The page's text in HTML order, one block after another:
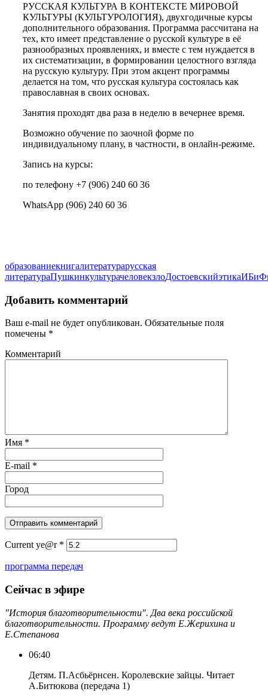
РУССКАЯ КУЛЬТУРА В КОНТЕКСТЕ МИРОВОЙ
КУЛЬТУРЫ (КУЛЬТУРОЛОГИЯ), двухгодичные курсы
дополнительного образования. Программа рассчитана на
тех, кто имеет представление о русской культуре в её
разнообразных проявлениях, и вместе с тем нуждается в
их систематизации, в формировании целостного взгляда
на русскую культуру. При этом акцент программы
делается на том, что русская культура состоялась как
православная в своих основах.
Занятия проходят два раза в неделю в вечернее время.
Возможно обучение по заочной форме по
индивидуальному плану, в частности, в онлайн-режиме.
Запись на курсы:
по телефону +7 (906) 240 60 36
WhatsApp (906) 240 60 36
образованиекнигалитературарусская
литератураПушкинкультурачеловекзлоДостоевскийэтикаИБиФ
Добавить комментарий
Ваш e-mail не будет опубликован. Обязательные поля
помечены *
Комментарий
Имя *
E-mail *
Город
Current ye@r *
программа передач
Сейчас в эфире
"История благотворительности". Два века российской
благотворительности. Программу ведут Е.Жерихина и
Е.Степанова
06:40
Детям. П.Асбьёрнсен. Королевские зайцы. Читает
А.Битюкова (передача 1)